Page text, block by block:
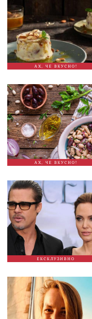
АХ, ЧЕ ВКУСНО!
АХ, ЧЕ ВКУСНО!
ЕКСКЛУЗИВНО